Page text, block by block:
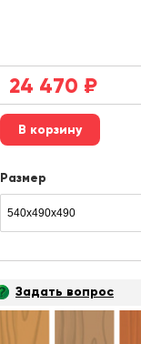
24 470 ₽
Размер
Задать вопрос